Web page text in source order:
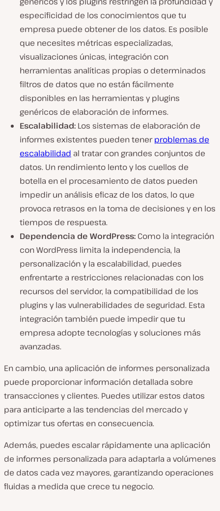
especificidad de los conocimientos que tu
empresa puede obtener de los datos. Es posible
que necesites métricas especializadas,
visualizaciones únicas, integración con
herramientas analíticas propias o determinados
filtros de datos que no están fácilmente
disponibles en las herramientas y plugins
genéricos de elaboración de informes.
Escalabilidad: Los sistemas de elaboración de
informes existentes pueden tenerproblemas de
escalabilidad al tratar con grandes conjuntos de
datos. Un rendimiento lento y los cuellos de
botella en el procesamiento de datos pueden
impedir un análisis eficaz de los datos, lo que
provoca retrasos en la toma de decisiones y en los
tiempos de respuesta.
Dependencia de WordPress: Como la integración
con WordPress limita la independencia, la
personalización y la escalabilidad, puedes
enfrentarte a restricciones relacionadas con los
recursos del servidor, la compatibilidad de los
plugins y las vulnerabilidades de seguridad. Esta
integración también puede impedir que tu
empresa adopte tecnologías y soluciones más
avanzadas.
En cambio, una aplicación de informes personalizada
puede proporcionar información detallada sobre
transacciones y clientes. Puedes utilizar estos datos
para anticiparte a las tendencias del mercado y
optimizar tus ofertas en consecuencia.
Además, puedes escalar rápidamente una aplicación
de informes personalizada para adaptarla a volúmenes
de datos cada vez mayores, garantizando operaciones
fluidas a medida que crece tu negocio.